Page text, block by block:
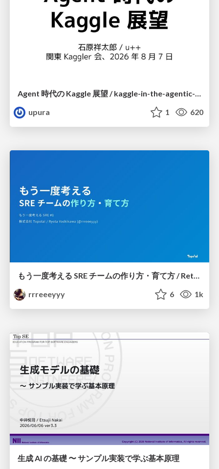
upura
1 620
もう一度考える SRE チームの作り方・育て方 / Rethinking SRE #1: Building and Growing SRE Teams
rrreeeyyy
6 1k
生成 AI の基礎 〜 サンプル実装で学ぶ基本原理